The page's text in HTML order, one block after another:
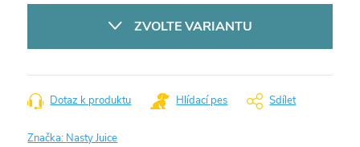
ZVOLTE VARIANTU
Dotaz k produktu Hlídací pes Sdílet
Značka: Nasty Juice